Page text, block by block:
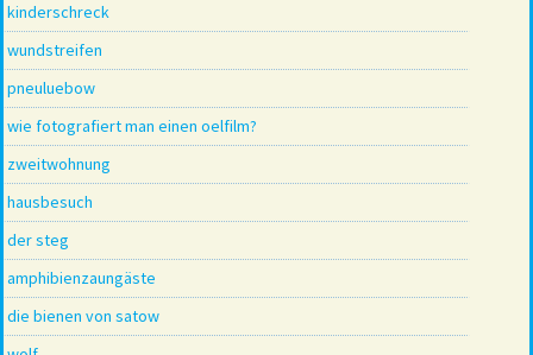
kinderschreck
wundstreifen
pneuluebow
wie fotografiert man einen oelfilm?
zweitwohnung
hausbesuch
der steg
amphibienzaungäste
die bienen von satow